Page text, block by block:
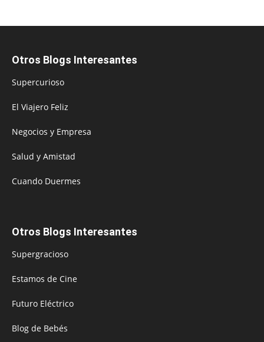
Otros Blogs Interesantes
Supercurioso
El Viajero Feliz
Negocios y Empresa
Salud y Amistad
Cuando Duermes
Otros Blogs Interesantes
Supergracioso
Estamos de Cine
Futuro Eléctrico
Blog de Bebés